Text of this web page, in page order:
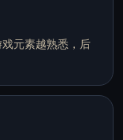
元素越熟悉，后